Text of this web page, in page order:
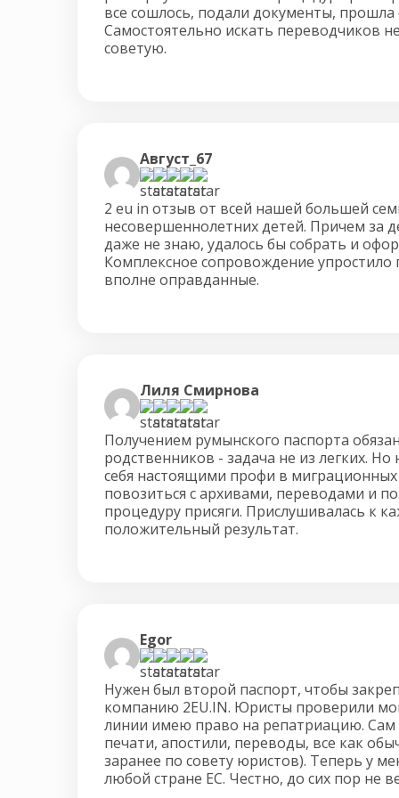
все сошлось, подали документы, прошла
Самостоятельно искать переводчиков
советую.
Август_67
2 eu in отзыв от всей нашей большей
несовершеннолетних детей. Причем за
даже не знаю, удалось бы собрать и
Комплексное сопровождение
вполне оправданные.
Лиля Смирнова
Получением румынского паспорта
родственников - задача не из легких.
себя настоящими профи в
повозиться с архивами, переводами и
процедуру присяги. Прислушивалась к
положительный результат.
Egor
Нужен был второй паспорт, чтобы
компанию 2EU.IN. Юристы проверили
линии имею право на репатриацию.
печати, апостили, переводы, все как
заранее по совету юристов). Теперь у
любой стране ЕС. Честно, до сих пор не